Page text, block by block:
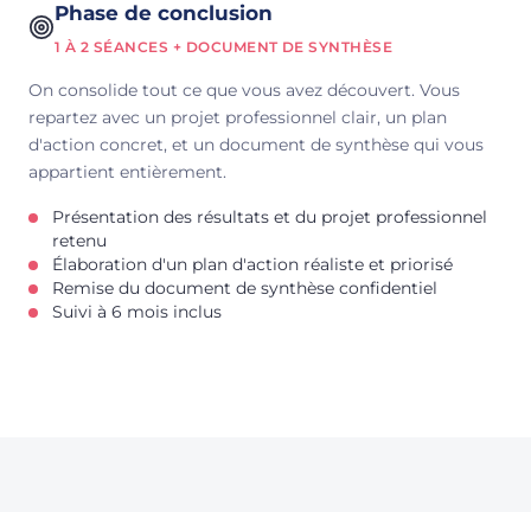
Phase de conclusion
1 À 2 SÉANCES + DOCUMENT DE SYNTHÈSE
On consolide tout ce que vous avez découvert. Vous
repartez avec un projet professionnel clair, un plan
d'action concret, et un document de synthèse qui vous
appartient entièrement.
Présentation des résultats et du projet professionnel
retenu
Élaboration d'un plan d'action réaliste et priorisé
Remise du document de synthèse confidentiel
Suivi à 6 mois inclus